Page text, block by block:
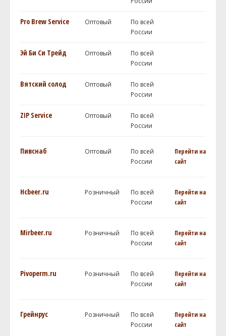
Pro Brew Service Оптовый
По всей
России
Эй Би Си Трейд Оптовый
По всей
России
Вятский солод Оптовый
По всей
России
ZIP Service Оптовый
По всей
России
Пивснаб Оптовый
По всей
России
Перейти на
сайт
Hcbeer.ru Розничный
По всей
России
Перейти на
сайт
Mirbeer.ru Розничный
По всей
России
Перейти на
сайт
Pivoperm.ru Розничный
По всей
России
Перейти на
сайт
Грейнрус Розничный
По всей
России
Перейти на
сайт